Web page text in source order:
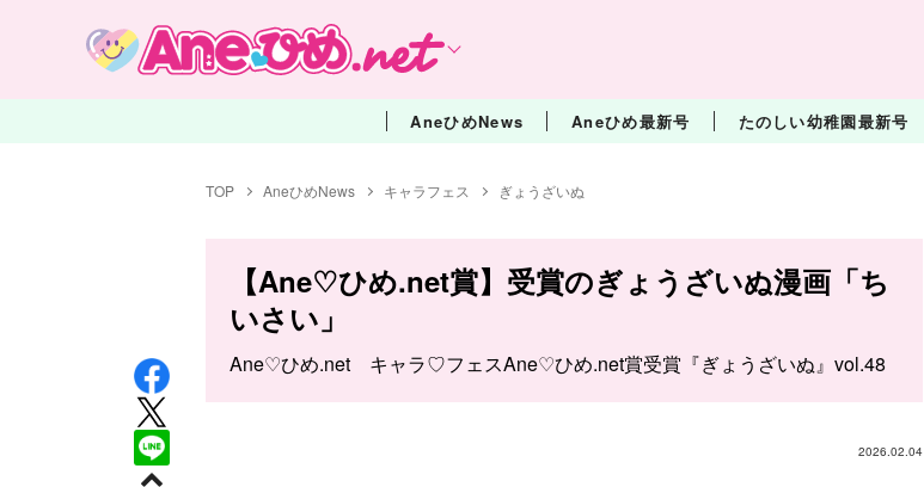
AneひめNews Aneひめ最新号 たのしい幼稚園最新号
TOP AneひめNews キャラフェス ぎょうざいぬ
【Ane♡ひめ.net賞】受賞のぎょうざいぬ漫画「ち
いさい」
Ane♡ひめ.net キャラ♡フェスAne♡ひめ.net賞受賞『ぎょうざいぬ』vol.48
2026.02.04